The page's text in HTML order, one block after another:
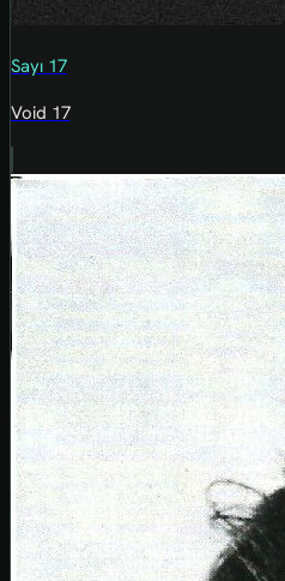
Sayı 17
Void 17